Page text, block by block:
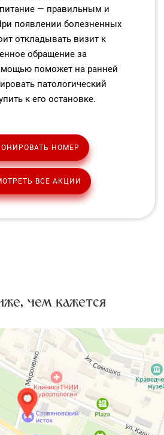
— правильным и
появлении болезненных
откладывать визит к
обращение за
поможет на ранней
патологический
к его остановке.
НОМЕР
ВСЕ АКЦИИ
чем кажется